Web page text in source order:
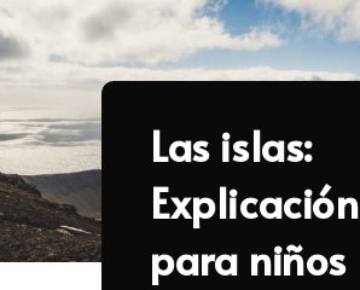
Las islas:
Explicación
para niños